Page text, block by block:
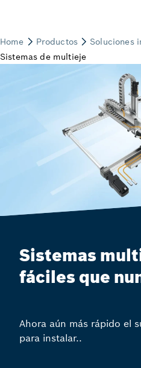
Sistemas
fáciles que
Ahora aún más rápido el
para instalar..